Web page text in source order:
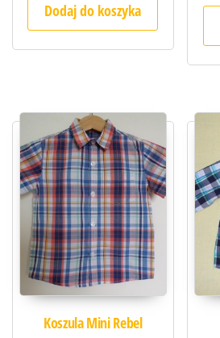
Dodaj do koszyka
Koszula Mini Rebel